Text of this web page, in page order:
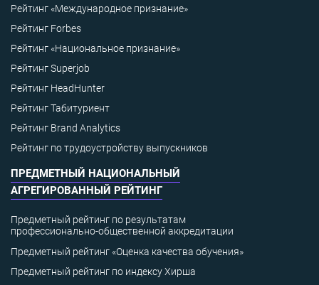
Рейтинг «Международное признание»
Рейтинг Forbes
Рейтинг «Национальное признание»
Рейтинг Superjob
Рейтинг HeadHunter
Рейтинг Табитуриент
Рейтинг Brand Analytics
Рейтинг по трудоустройству выпускников
ПРЕДМЕТНЫЙ НАЦИОНАЛЬНЫЙ
АГРЕГИРОВАННЫЙ РЕЙТИНГ
Предметный рейтинг по результатам
профессионально-общественной аккредитации
Предметный рейтинг «Оценка качества обучения»
Предметный рейтинг по индексу Хирша